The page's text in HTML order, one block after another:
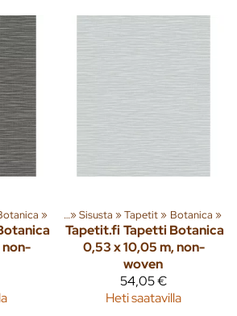
‪»
non-
ja tuotteita‪»Sisusta ‪»Tapetit‪» Botanica ‪»
Tapetit.fi Tapetti Botanica
0,53 x 10,05 m, non-
woven
54,05 €
Heti saatavilla